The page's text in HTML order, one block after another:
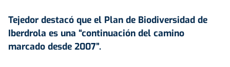
Tejedor destacó que el Plan de Biodiversidad de
Iberdrola es una “continuación del camino
marcado desde 2007”.